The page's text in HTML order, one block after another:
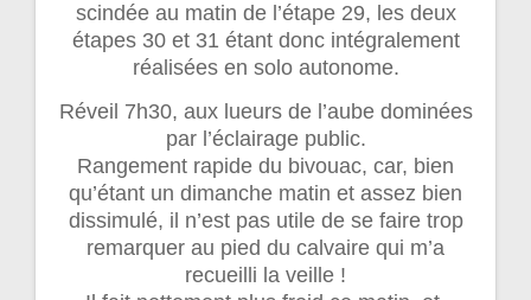
scindée au matin de l’étape 29, les deux
étapes 30 et 31 étant donc intégralement
réalisées en solo autonome.
Réveil 7h30, aux lueurs de l’aube dominées
par l’éclairage public.
Rangement rapide du bivouac, car, bien
qu’étant un dimanche matin et assez bien
dissimulé, il n’est pas utile de se faire trop
remarquer au pied du calvaire qui m’a
recueilli la veille !